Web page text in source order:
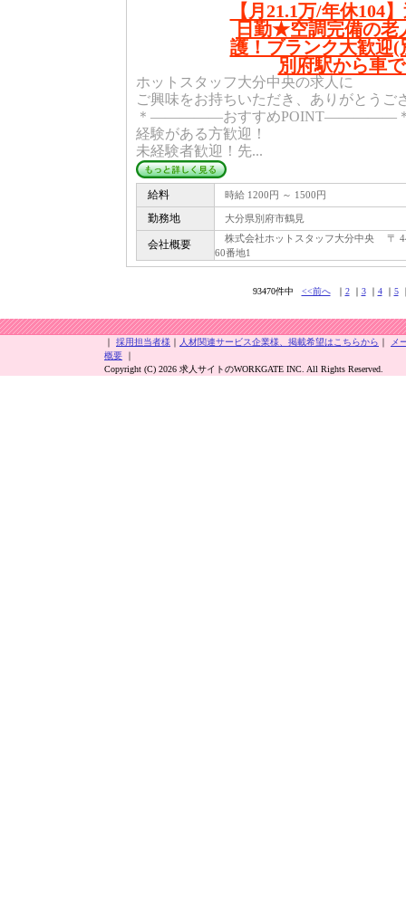
【月21.1万/年休104
日勤★空調完備の老
護！ブランク大歓迎(
別府駅から車
ホットスタッフ大分中央の求人に
ご興味をお持ちいただき、ありがとうご
＊―――――おすすめPOINT―――――
経験がある方歓迎！
未経験者歓迎！先...
給料 時給 1200円 ～ 1500円
勤務地 大分県別府市鶴見
会社概要
株式会社ホットスタッフ大分中央 〒
60番地1
93470件中 <<前へ｜ 2｜ 3｜ 4｜ 5
｜ 採用担当者様 ｜ 人材関連サービス企業様、掲載希望はこちらから ｜
メ
概要 ｜
Copyright (C) 2026 求人サイトのWORKGATE INC. All Rights Reserved.